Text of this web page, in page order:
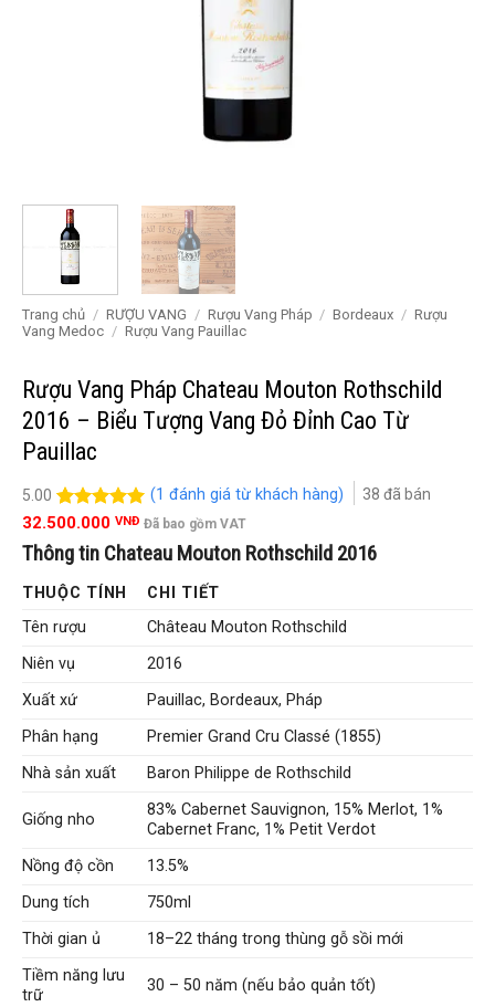
Trang chủ / RƯỢU VANG / Rượu Vang Pháp / Bordeaux / Rượu
Vang Medoc / Rượu Vang Pauillac
Rượu Vang Pháp Chateau Mouton Rothschild
2016 – Biểu Tượng Vang Đỏ Đỉnh Cao Từ
Pauillac
5.00
5.00trên 5
1
(1 đánh giá từ khách hàng) 38 đã bán
32.500.000 VNĐ Đã bao gồm VAT
Thông tin Chateau Mouton Rothschild 2016
THUỘC TÍNH
CHI TIẾT
Tên rượu
Château Mouton Rothschild
Niên vụ
2016
Xuất xứ
Pauillac, Bordeaux, Pháp
Phân hạng
Premier Grand Cru Classé (1855)
Nhà sản xuất
Baron Philippe de Rothschild
Giống nho
83% Cabernet Sauvignon, 15% Merlot, 1%
Cabernet Franc, 1% Petit Verdot
Nồng độ cồn
13.5%
Dung tích
750ml
Thời gian ủ
18–22 tháng trong thùng gỗ sồi mới
Tiềm năng lưu
trữ
30 – 50 năm (nếu bảo quản tốt)